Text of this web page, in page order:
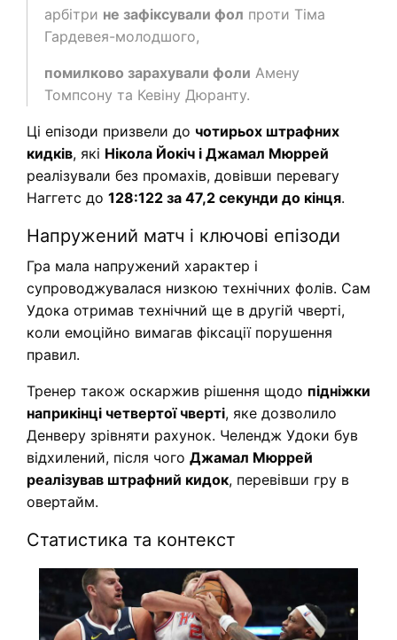
арбітри не зафіксували фол проти Тіма
Гардевея-молодшого,
помилково зарахували фоли Амену
Томпсону та Кевіну Дюранту.
Ці епізоди призвели до чотирьох штрафних
кидків, які Нікола Йокіч і Джамал Мюррей
реалізували без промахів, довівши перевагу
Наггетс до 128:122 за 47,2 секунди до кінця.
Напружений матч і ключові епізоди
Гра мала напружений характер і
супроводжувалася низкою технічних фолів. Сам
Удока отримав технічний ще в другій чверті,
коли емоційно вимагав фіксації порушення
правил.
Тренер також оскаржив рішення щодо підніжки
наприкінці четвертої чверті, яке дозволило
Денверу зрівняти рахунок. Челендж Удоки був
відхилений, після чого Джамал Мюррей
реалізував штрафний кидок, перевівши гру в
овертайм.
Статистика та контекст